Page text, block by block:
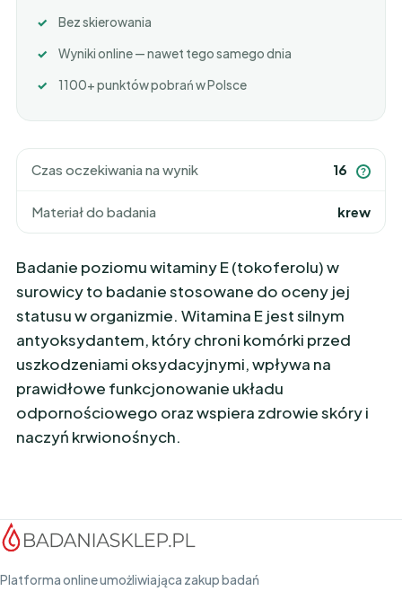
Czas oczekiwania na wynik 16 ?
Materiał do badania krew
Badanie poziomu witaminy E (tokoferolu) w
surowicy to badanie stosowane do oceny jej
statusu w organizmie. Witamina E jest silnym
antyoksydantem, który chroni komórki przed
uszkodzeniami oksydacyjnymi, wpływa na
prawidłowe funkcjonowanie układu
odpornościowego oraz wspiera zdrowie skóry i
naczyń krwionośnych.
Bez skierowania
Wyniki online — nawet tego samego dnia
1100+ punktów pobrań w Polsce
Platforma online umożliwiająca zakup badań